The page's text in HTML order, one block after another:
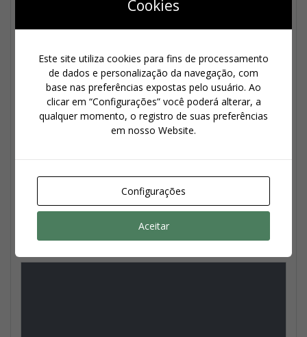
TeamViewer
Ler mais
Cookies
Este site utiliza cookies para fins de processamento
de dados e personalização da navegação, com
base nas preferências expostas pelo usuário. Ao
clicar em “Configurações” você poderá alterar, a
qualquer momento, o registro de suas preferências
em nosso Website.
Configurações
Aceitar